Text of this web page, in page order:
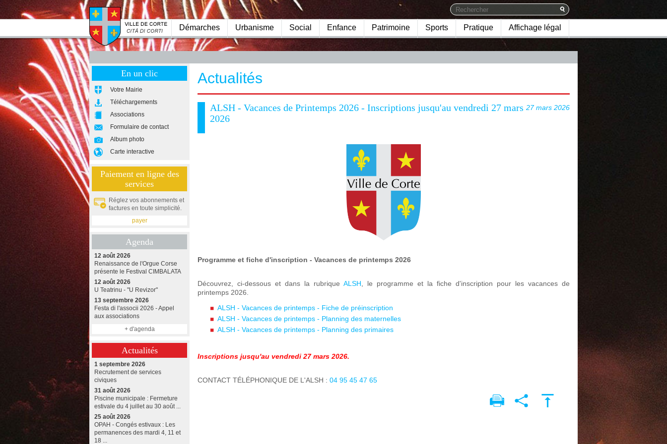
Démarches Urbanisme Social Enfance Patrimoine Sports Pratique Affichage légal
En un clic
Votre Mairie
Téléchargements
Associations
Formulaire de contact
Album photo
Carte interactive
Paiement en ligne des
services
Réglez vos abonnements et
factures en toute simplicité.
payer
Agenda
12 août 2026
Renaissance de l'Orgue Corse
présente le Festival CIMBALATA
12 août 2026
U Teatrinu - "U Revizor"
13 septembre 2026
Festa di l'associi 2026 - Appel
aux associations
+ d'agenda
Actualités
1 septembre 2026
Recrutement de services
civiques
31 août 2026
Piscine municipale : Fermeture
estivale du 4 juillet au 30 août ...
25 août 2026
OPAH - Congés estivaux : Les
permanences des mardi 4, 11 et
18 ...
Actualités
27 mars 2026
ALSH - Vacances de Printemps 2026 - Inscriptions jusqu'au vendredi 27 mars
2026
Programme et fiche d'inscription - Vacances de printemps 2026
Découvrez, ci-dessous et dans la rubrique ALSH , le programme et la fiche d'inscription pour les vacances de
printemps 2026.
ALSH - Vacances de printemps - Fiche de préinscription
ALSH - Vacances de printemps - Planning des maternelles
ALSH - Vacances de printemps - Planning des primaires
Inscriptions jusqu'au vendredi 27 mars 2026.
CONTACT TÉLÉPHONIQUE DE L'ALSH : 04 95 45 47 65